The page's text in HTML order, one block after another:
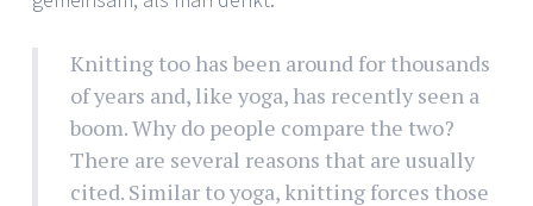
Knitting too has been around for thousands
of years and, like yoga, has recently seen a
boom. Why do people compare the two?
There are several reasons that are usually
cited. Similar to yoga, knitting forces those